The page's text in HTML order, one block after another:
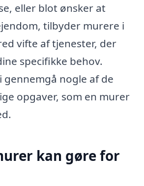
eller blot ønsker at
tilbyder murere i
vifte af tjenester, der
specifikke behov.
gennemgå nogle af de
opgaver, som en murer
kan gøre for